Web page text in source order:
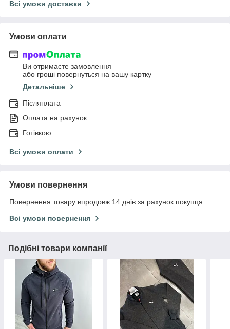
Всі умови доставки
Умови оплати
Ви отримаєте замовлення
або гроші повернуться на вашу картку
Детальніше
Післяплата
Оплата на рахунок
Готівкою
Всі умови оплати
Умови повернення
Повернення товару впродовж 14 днів за рахунок покупця
Всі умови повернення
Подібні товари компанії